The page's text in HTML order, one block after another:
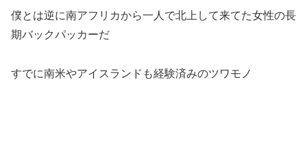
僕とは逆に南アフリカから一人で北上して来てた女性の長
期バックパッカーだ
すでに南米やアイスランドも経験済みのツワモノ